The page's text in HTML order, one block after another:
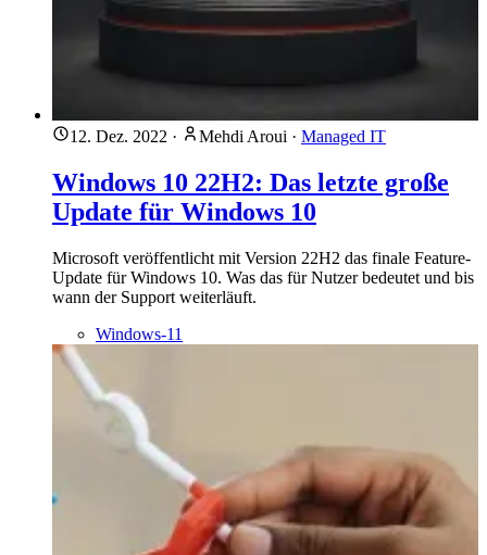
12. Dez. 2022 · Mehdi Aroui · Managed IT
Windows 10 22H2: Das letzte große
Update für Windows 10
Microsoft veröffentlicht mit Version 22H2 das finale Feature-
Update für Windows 10. Was das für Nutzer bedeutet und bis
wann der Support weiterläuft.
Windows-11